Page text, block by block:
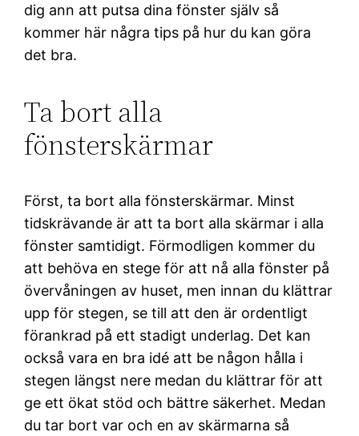
dig ann att putsa dina fönster själv så
kommer här några tips på hur du kan göra
det bra.
Ta bort alla
fönsterskärmar
Först, ta bort alla fönsterskärmar. Minst
tidskrävande är att ta bort alla skärmar i alla
fönster samtidigt. Förmodligen kommer du
att behöva en stege för att nå alla fönster på
övervåningen av huset, men innan du klättrar
upp för stegen, se till att den är ordentligt
förankrad på ett stadigt underlag. Det kan
också vara en bra idé att be någon hålla i
stegen längst nere medan du klättrar för att
ge ett ökat stöd och bättre säkerhet. Medan
du tar bort var och en av skärmarna så